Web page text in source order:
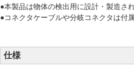
●本製品は物体の検出用に設計・製造さ
●コネクタケーブルや分岐コネクタは付
仕様